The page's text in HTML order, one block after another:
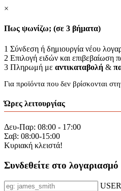
×
Πως ψωνίζω; (σε 3 βήματα)
1 Σύνδεση ή δημιουργία νέου
2 Επιλογή ειδών και επιβεβαίωση
3 Πληρωμή με αντικαταβολή &
Για προϊόντα που δεν βρίσκονται
Ώρες λειτουργίας
Δευ-Παρ: 08:00 - 17:00
Σαβ: 08:00-15:00
Κυριακή κλειστά!
Συνδεθείτε στο